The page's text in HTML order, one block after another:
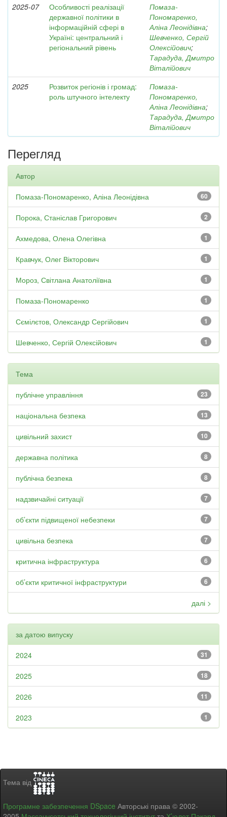
2025-07
Особливості реалізації
державної політики в
інформаційній сфері в
Україні: центральний і
регіональний рівень
Помаза-
Пономаренко,
Аліна Леонідівна;
Шевченко, Сергій
Олексійович;
Тарадуда, Дмитро
Віталійович
2025
Розвиток регіонів і громад:
роль штучного інтелекту
Помаза-
Пономаренко,
Аліна Леонідівна;
Тарадуда, Дмитро
Віталійович
Перегляд
Автор
60
Помаза-Пономаренко, Аліна Леонідівна
2
Порока, Станіслав Григорович
1
Ахмедова, Олена Олегівна
1
Кравчук, Олег Вікторович
1
Мороз, Світлана Анатоліївна
1
Помаза-Пономаренко
1
Сємілєтов, Олександр Сергійович
1
Шевченко, Сергій Олексійович
Тема
23
публічне управління
13
національна безпека
10
цивільний захист
8
державна політика
8
публічна безпека
7
надзвичайні ситуації
7
об’єкти підвищеної небезпеки
7
цивільна безпека
6
критична інфраструктура
6
об’єкти критичної інфраструктури
далі >
за датою випуску
31
2024
18
2025
11
2026
1
2023
Тема від
Програмне забезпечення DSpace Авторські права © 2002-